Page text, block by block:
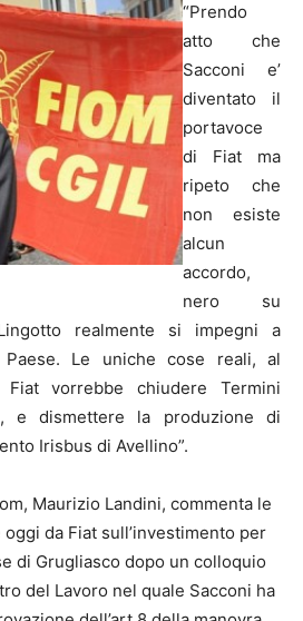
“Prendo
atto che
Sacconi e’
diventato il
portavoce
di Fiat ma
ripeto che
non esiste
alcun
accordo,
nero su
realmente si impegni a
Le uniche cose reali, al
vorrebbe chiudere Termini
e dismettere la produzione di
Irisbus di Avellino”.
Maurizio Landini, commenta le
da Fiat sull’investimento per
di Grugliasco dopo un colloquio
del Lavoro nel quale Sacconi ha